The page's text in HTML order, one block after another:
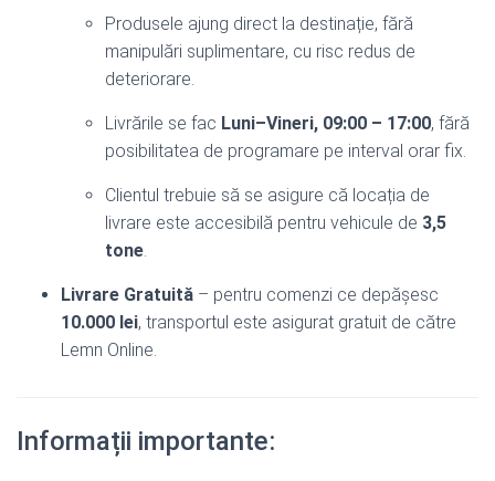
Produsele ajung direct la destinație, fără
manipulări suplimentare, cu risc redus de
deteriorare.
Livrările se fac Luni–Vineri, 09:00 – 17:00, fără
posibilitatea de programare pe interval orar fix.
Clientul trebuie să se asigure că locația de
livrare este accesibilă pentru vehicule de 3,5
tone.
Livrare Gratuită – pentru comenzi ce depășesc
10.000 lei, transportul este asigurat gratuit de către
Lemn Online.
Informații importante: